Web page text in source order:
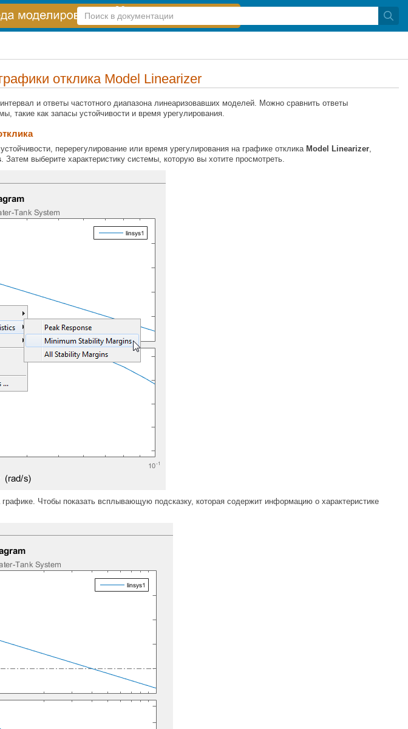
Справка
по
отклика Model Linearizer
и ответы частотного диапазона линеаризовавших моделей. Можно сравнить ответы
такие как запасы устойчивости и время урегулирования.
перерегулирование или время урегулирования на графике отклика Model Linearizer,
. Затем выберите характеристику системы, которую вы хотите просмотреть.
Чтобы показать всплывающую подсказку, которая содержит информацию о характеристике